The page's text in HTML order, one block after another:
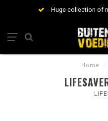
Huge collection of
Home /